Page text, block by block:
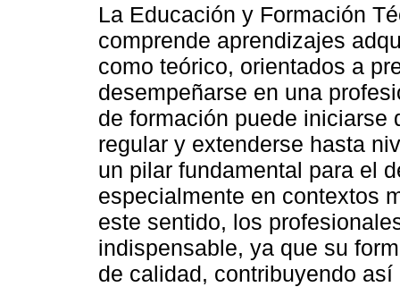
La Educación y Formación
comprende aprendizajes
como teórico, orientados a
desempeñarse en una
de formación puede
regular y extenderse hasta
un pilar fundamental para el
especialmente en contextos
este sentido, los
indispensable, ya que su
de calidad, contribuyendo